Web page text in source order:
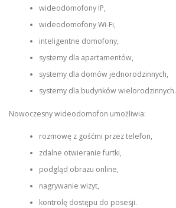
wideodomofony IP,
wideodomofony Wi-Fi,
inteligentne domofony,
systemy dla apartamentów,
systemy dla domów jednorodzinnych,
systemy dla budynków wielorodzinnych.
Nowoczesny wideodomofon umożliwia:
rozmowę z gośćmi przez telefon,
zdalne otwieranie furtki,
podgląd obrazu online,
nagrywanie wizyt,
kontrolę dostępu do posesji.